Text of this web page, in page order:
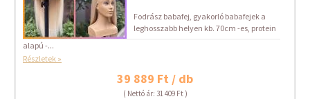
Fodrász babafej, gyakorló babafejek a
leghosszabb helyen kb. 70cm -es, protein
alapú -...
Részletek »
39 889 Ft / db
( Nettó ár: 31 409 Ft )